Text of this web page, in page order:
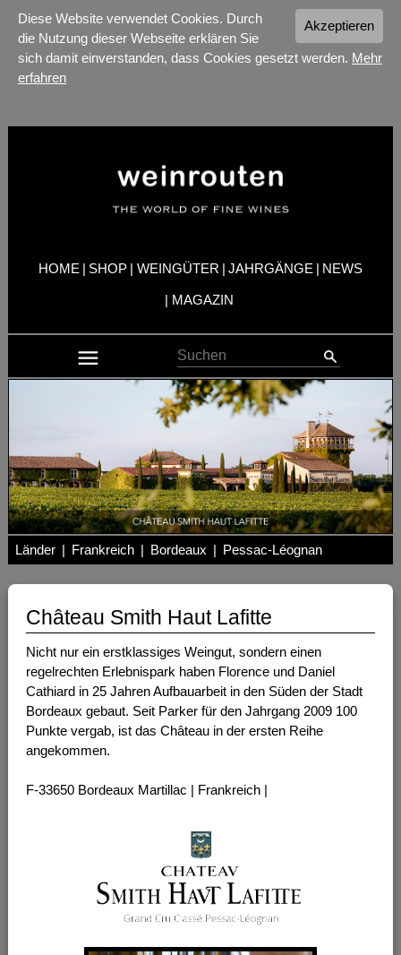
Akzeptieren
Diese Website verwendet Cookies. Durch
die Nutzung dieser Webseite erklären Sie
sich damit einverstanden, dass Cookies gesetzt werden. Mehr
erfahren
HOME | SHOP | WEINGÜTER | JAHRGÄNGE | NEWS
| MAGAZIN
Länder | Frankreich | Bordeaux | Pessac-Léognan
Château Smith Haut Lafitte
Nicht nur ein erstklassiges Weingut, sondern einen
regelrechten Erlebnispark haben Florence und Daniel
Cathiard in 25 Jahren Aufbauarbeit in den Süden der Stadt
Bordeaux gebaut. Seit Parker für den Jahrgang 2009 100
Punkte vergab, ist das Château in der ersten Reihe
angekommen.
F-33650 Bordeaux Martillac | Frankreich |